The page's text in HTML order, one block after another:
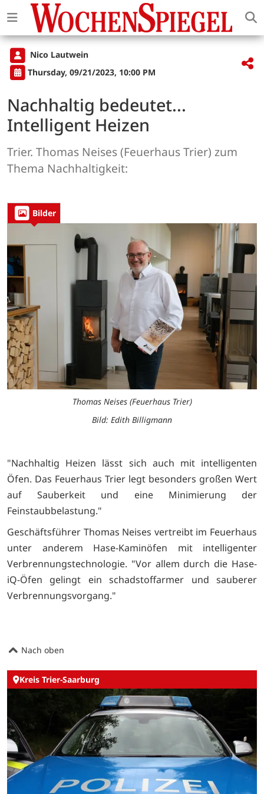
Nico Lautwein
Thursday, 09/21/2023, 10:00 PM
Nachhaltig bedeutet...
Intelligent Heizen
Trier. Thomas Neises (Feuerhaus Trier) zum
Thema Nachhaltigkeit:
Bilder
Thomas Neises (Feuerhaus Trier)
Bild: Edith Billigmann
"Nachhaltig Heizen lässt sich auch mit intelligenten
Öfen. Das Feuerhaus Trier legt besonders großen Wert
auf Sauberkeit und eine Minimierung der
Feinstaubbelastung."
Geschäftsführer Thomas Neises vertreibt im Feuerhaus
unter anderem Hase-Kaminöfen mit intelligenter
Verbrennungstechnologie. "Vor allem durch die Hase-
iQ-Öfen gelingt ein schadstoffarmer und sauberer
Verbrennungsvorgang."
Nach oben
Kreis Trier-Saarburg